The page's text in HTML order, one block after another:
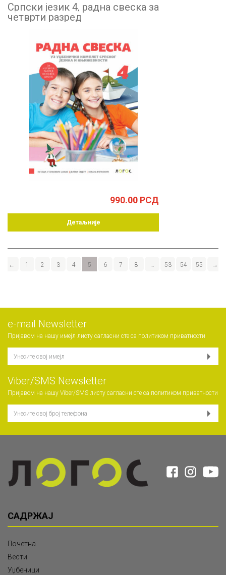
Српски језик 4, радна свеска за
четврти разред
990.00 РСД
Детаљније
← 1 2 3 4 5 6 7 8 53 54 55 →
е-mail Newsletter
Пријавом на нашу имејл листу сагласни сте са политиком приватности
Viber/SMS Newsletter
Пријавом на нашу Viber/SMS листу сагласни сте са политиком приватности
САДРЖАЈ
Почетна
Вести
Уџбеници